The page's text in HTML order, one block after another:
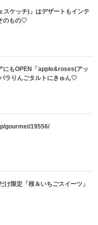
ケッチ)」はデザートもインテ
のもの♡
にもOPEN「apple&roses(アッ
ラりんごタルトにきゅん♡
gourmet/19556/
け限定「桜＆いちごスイーツ」